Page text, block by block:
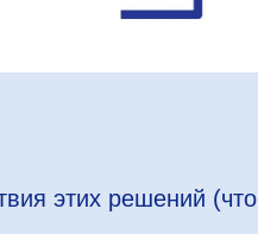
этих решений (что